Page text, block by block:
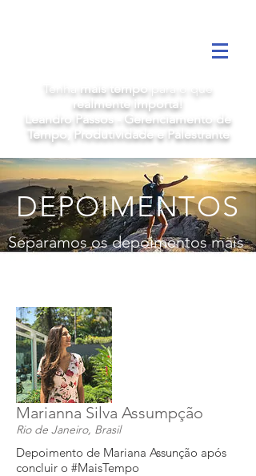
Tenha mais tempo para o que
realmente importa!
Leandro Passos - Gerenciamento de
Tempo, Produtividade e Palestrante
DEPOIMENTOS
Separamos os depoimentos mais
Marianna Silva Assumpção
Rio de Janeiro, Brasil
Depoimento de Mariana Assunção após
concluir o #MaisTempo